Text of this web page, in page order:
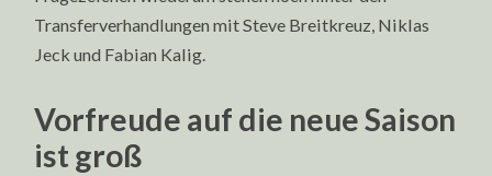
Transferverhandlungen mit Steve Breitkreuz, Niklas
Jeck und Fabian Kalig.
Vorfreude auf die neue Saison
ist groß